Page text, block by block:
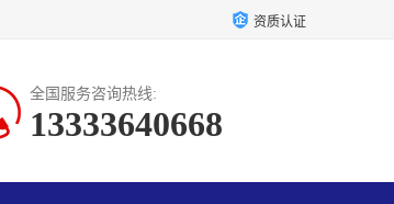
资质认证
全国服务咨询热线:
13333640668